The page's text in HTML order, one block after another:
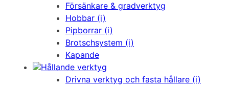
Försänkare & gradverktyg
Hobbar (i)
Pipborrar (i)
Brotschsystem (i)
Kapande
Hållande verktyg
Drivna verktyg och fasta hållare (i)